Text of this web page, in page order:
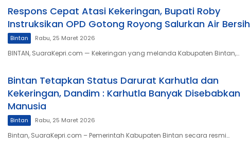
Respons Cepat Atasi Kekeringan, Bupati Roby
Instruksikan OPD Gotong Royong Salurkan Air Bersih
Bintan Rabu, 25 Maret 2026
BINTAN, SuaraKepri.com — Kekeringan yang melanda Kabupaten Bintan,…
Bintan Tetapkan Status Darurat Karhutla dan
Kekeringan, Dandim : Karhutla Banyak Disebabkan
Manusia
Bintan Rabu, 25 Maret 2026
Bintan, SuaraKepri.com – Pemerintah Kabupaten Bintan secara resmi…